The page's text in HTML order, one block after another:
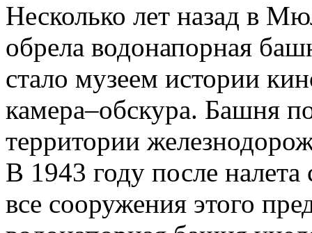
Несколько лет назад в
обрела водонапорная
стало музеем истории
камера–обскура. Башня
территории
В 1943 году после
все сооружения этого